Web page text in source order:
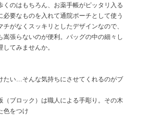
くのはもちろん、お薬手帳がピッタリ入る
必要なものを入れて通院ポーチとして使う
がなくスッキリとしたデザインなので、
嵩張らないのが便利。バッグの中の細々し
てみませんか。
たい…そんな気持ちにさせてくれるのがブ
（ブロック）は職人による手彫り。その木
色をつけ